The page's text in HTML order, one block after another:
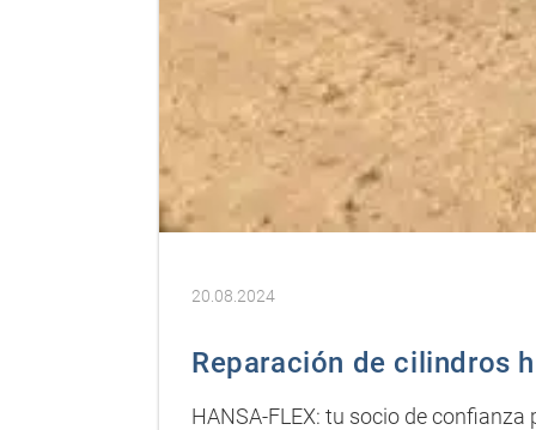
20.08.2024
Reparación de cilindros
HANSA-FLEX: tu socio de